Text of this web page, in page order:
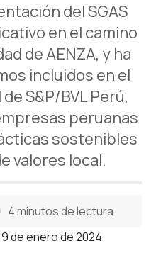
del SGAS
en el camino
de AENZA, y ha
incluidos en el
S&P/BVL Perú,
peruanas
sostenibles
valores local.
de enero de 2024
4 minutos de lectura